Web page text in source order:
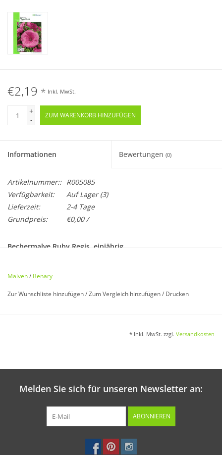
€2,19 * Inkl. MwSt.
+
-
ZUM WARENKORB HINZUFÜGEN
Informationen Bewertungen (0)
Artikelnummer:: R005085
Verfügbarkeit:
Auf Lager(3)
Lieferzeit:
2-4 Tage
Grundpreis:
€0,00 /
Bechermalve Ruby Regis, einjährig
Bienenfutterpflanze. Einjährig. 60 cm.
Bei ca. 15 °C in ca. 2 Wochen.
Malven/ Benary
Zur Wunschliste hinzufügen/Zum Vergleich hinzufügen/ Drucken
* Inkl. MwSt. zzgl. Versandkosten
Melden Sie sich für unseren Newsletter an:
ABONNIEREN